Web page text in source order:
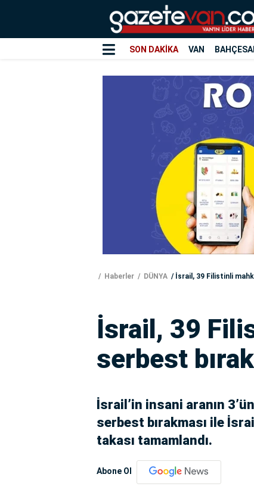
SON DAKİKA VAN
Haberler DÜNYA İsrail, 39 Filistinli
İsrail, 39
serbest
İsrail’in insani aranın
serbest bırakması ile
takası tamamlandı.
Abone Ol